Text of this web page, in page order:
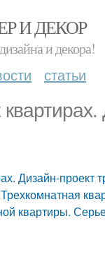
И ДЕКОР
и декора!
статьи
Дизайн-проект
квартиры.